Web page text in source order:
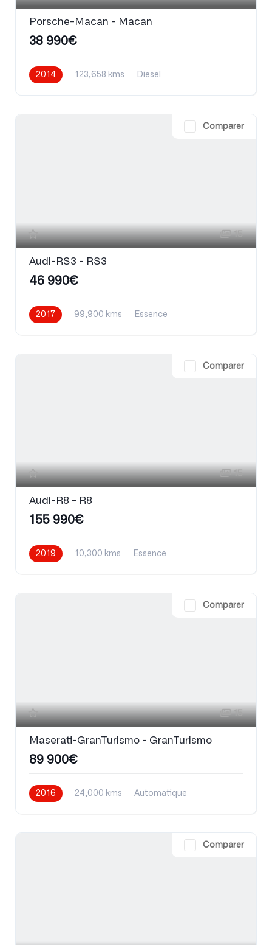
Porsche-Macan - Macan
38 990€
2014 123,658 kms Diesel
Comparer
15
Audi-RS3 - RS3
46 990€
2017 99,900 kms Essence
Comparer
15
Audi-R8 - R8
155 990€
2019 10,300 kms Essence
Comparer
15
Maserati-GranTurismo - GranTurismo
89 900€
2016 24,000 kms
Automatique
Comparer